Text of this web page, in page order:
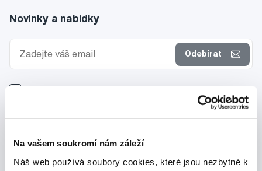
Na vašem soukromí nám záleží
Náš web používá soubory cookies, které jsou nezbytné k
Novinky a nabídky
Odebírat
pro tyto účely.